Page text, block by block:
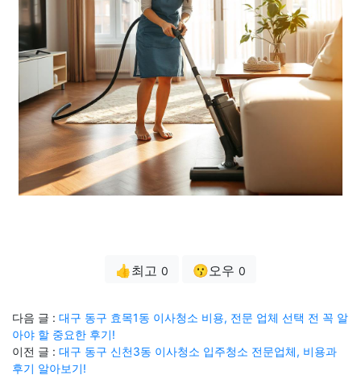
👍최고 0 😗오우 0
다음 글 : 대구 동구 효목1동 이사청소 비용, 전문 업체 선택 전 꼭 알
아야 할 중요한 후기!
이전 글 : 대구 동구 신천3동 이사청소 입주청소 전문업체, 비용과
후기 알아보기!